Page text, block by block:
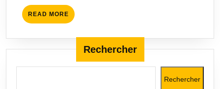
les
fiscalistes
READ MORE READ
MORE
Rechercher
Rechercher